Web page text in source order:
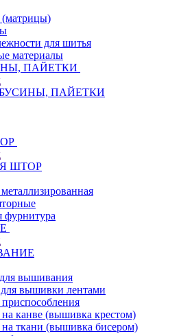
(матрицы)
для шитья
материалы
ПАЙЕТКИ
БУСИНЫ, ПАЙЕТКИ
ШТОР
фурнитура
вышивания
вышивки лентами
канве (вышивка крестом)
ткани (вышивка бисером)